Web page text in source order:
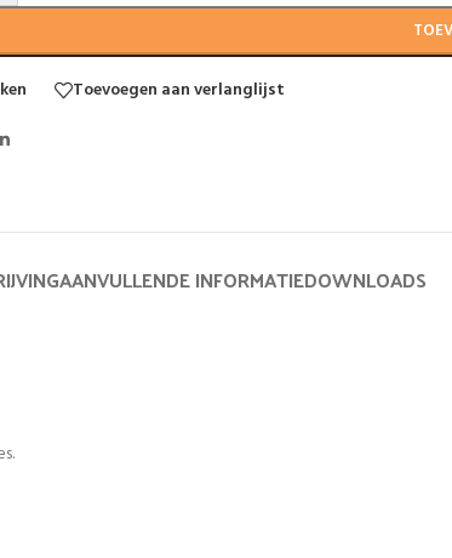
Toevoegen aan verlanglijst
AANVULLENDE INFORMATIEDOWNLOADS